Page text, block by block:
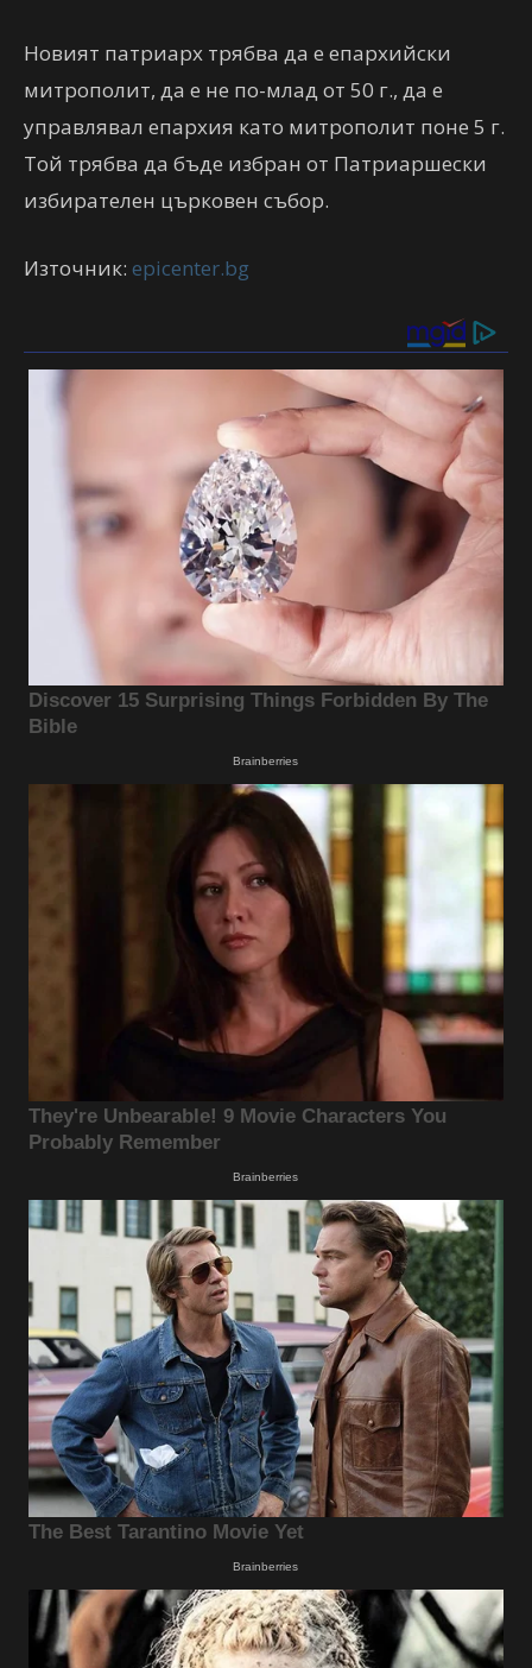
Новият патриарх трябва да е епархийски
митрополит, да е не по-млад от 50 г., да е
управлявал епархия като митрополит поне 5 г.
Той трябва да бъде избран от Патриаршески
избирателен църковен събор.
Източник: epicenter.bg